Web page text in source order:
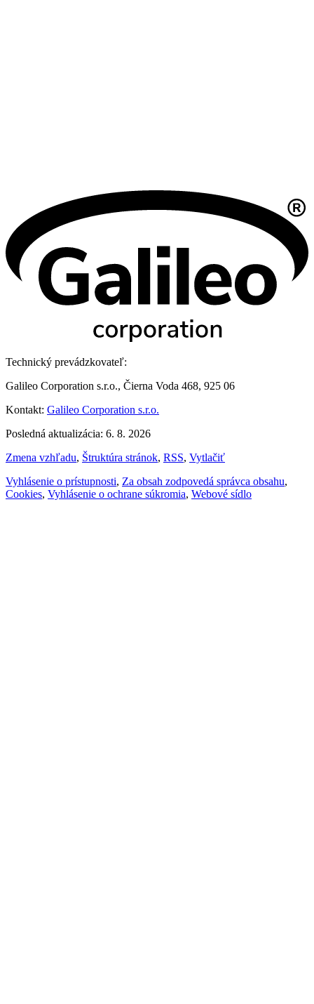
Technický prevádzkovateľ:
Galileo Corporation s.r.o., Čierna Voda 468, 925 06
Kontakt: Galileo Corporation s.r.o.
Posledná aktualizácia: 6. 8. 2026
Zmena vzhľadu, Štruktúra stránok, RSS, Vytlačiť
Vyhlásenie o prístupnosti, Za obsah zodpovedá správca obsahu,
Cookies, Vyhlásenie o ochrane súkromia, Webové sídlo